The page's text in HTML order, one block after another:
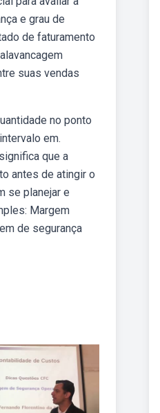
e grau de
de faturamento
suas vendas
no ponto
em.
que a
antes de atingir o
se planejar e
Margem
de segurança